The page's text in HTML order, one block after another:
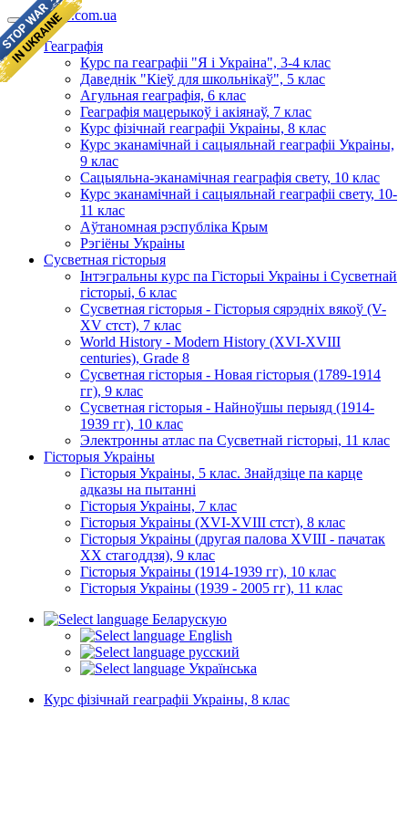
geomap.com.ua
Геаграфія
Курс па геаграфіі "Я і Украіна", 3-4 клас
Даведнік "Кіеў для школьнікаў", 5 клас
Агульная геаграфія, 6 клас
Геаграфія мацерыкоў і акіянаў, 7 клас
Курс фізічнай геаграфіі Украіны, 8 клас
Курс эканамічнай і сацыяльнай геаграфіі Украіны,
9 клас
Сацыяльна-эканамічная геаграфія свету, 10 клас
Курс эканамічнай і сацыяльнай геаграфіі свету, 10-
11 клас
Аўтаномная рэспубліка Крым
Рэгіёны Украіны
Сусветная гісторыя
Інтэгральны курс па Гісторыі Украіны і Сусветнай
гісторыі, 6 клас
Сусветная гісторыя - Гісторыя сярэдніх вякоў (V-
XV стст), 7 клас
World History - Modern History (XVI-XVIII
centuries), Grade 8
Сусветная гісторыя - Новая гісторыя (1789-1914
гг), 9 клас
Сусветная гісторыя - Найноўшы перыяд (1914-
1939 гг), 10 клас
Электронны атлас па Сусветнай гісторыі, 11 клас
Гісторыя Украіны
Гісторыя Украіны, 5 клас. Знайдзіце па карце
адказы на пытанні
Гісторыя Украіны, 7 клас
Гісторыя Украіны (XVI-XVIII стст), 8 клас
Гісторыя Украіны (другая палова XVIII - пачатак
XX стагоддзя), 9 клас
Гісторыя Украіны (1914-1939 гг), 10 клас
Гісторыя Украіны (1939 - 2005 гг), 11 клас
Беларускую
English
русский
Українська
Курс фізічнай геаграфіі Украіны, 8 клас